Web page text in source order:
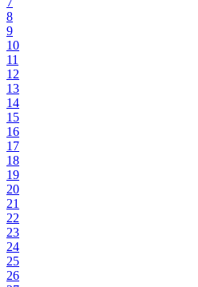
8
9
10
11
12
13
14
15
16
17
18
19
20
21
22
23
24
25
26